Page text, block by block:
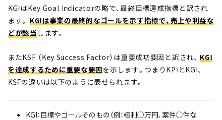
KGIはKey Goal Indicatorの略で、最終目標達成指標と訳され
ます。 KGIは事業の最終的なゴールを示す指標で、売上や利益な
どが該当します。
またKSF （Key Success Factor）は重要成功要因と訳され、KGI
を達成するために重要な要因を示します。つまりKPIとKGI、
KSFの違いは以下のように表せられます。
KGI：目標やゴールそのもの（例：粗利○万円、案件○件な